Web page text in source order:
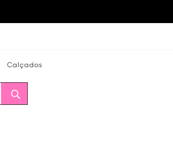
Calçados